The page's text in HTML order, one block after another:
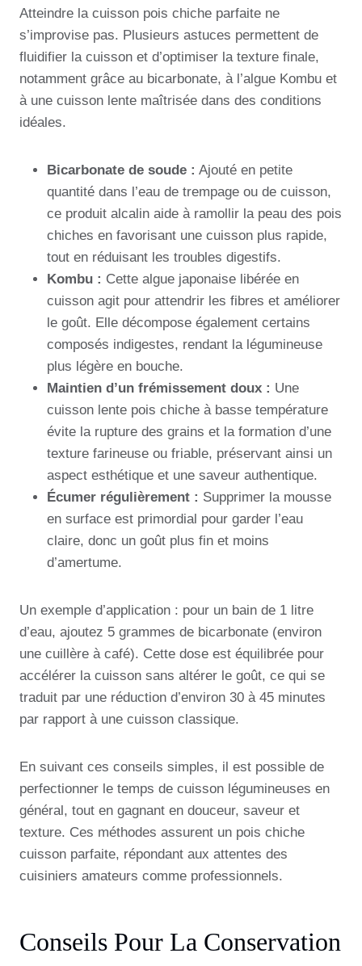
Atteindre la cuisson pois chiche parfaite ne
s’improvise pas. Plusieurs astuces permettent de
fluidifier la cuisson et d’optimiser la texture finale,
notamment grâce au bicarbonate, à l’algue Kombu et
à une cuisson lente maîtrisée dans des conditions
idéales.
Bicarbonate de soude : Ajouté en petite
quantité dans l’eau de trempage ou de cuisson,
ce produit alcalin aide à ramollir la peau des pois
chiches en favorisant une cuisson plus rapide,
tout en réduisant les troubles digestifs.
Kombu : Cette algue japonaise libérée en
cuisson agit pour attendrir les fibres et améliorer
le goût. Elle décompose également certains
composés indigestes, rendant la légumineuse
plus légère en bouche.
Maintien d’un frémissement doux : Une
cuisson lente pois chiche à basse température
évite la rupture des grains et la formation d’une
texture farineuse ou friable, préservant ainsi un
aspect esthétique et une saveur authentique.
Écumer régulièrement : Supprimer la mousse
en surface est primordial pour garder l’eau
claire, donc un goût plus fin et moins
d’amertume.
Un exemple d’application : pour un bain de 1 litre
d’eau, ajoutez 5 grammes de bicarbonate (environ
une cuillère à café). Cette dose est équilibrée pour
accélérer la cuisson sans altérer le goût, ce qui se
traduit par une réduction d’environ 30 à 45 minutes
par rapport à une cuisson classique.
En suivant ces conseils simples, il est possible de
perfectionner le temps de cuisson légumineuses en
général, tout en gagnant en douceur, saveur et
texture. Ces méthodes assurent un pois chiche
cuisson parfaite, répondant aux attentes des
cuisiniers amateurs comme professionnels.
Conseils Pour La Conservation